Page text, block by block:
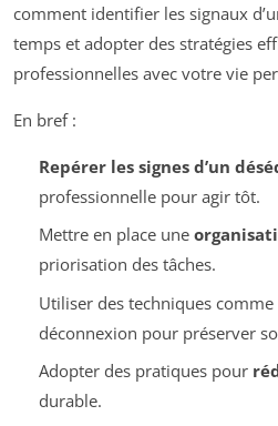
comment identifier les signaux
temps et adopter des stratégies
professionnelles avec votre vie
En bref :
Repérer les signes d’un
professionnelle pour agir tôt.
Mettre en place une
priorisation des tâches.
Utiliser des techniques
déconnexion pour préserver
Adopter des pratiques pour
durable.